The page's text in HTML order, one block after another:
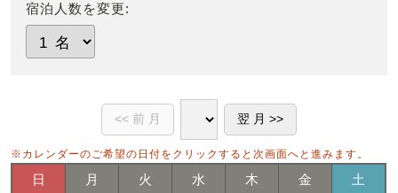
宿泊人数を変更:
※カレンダーのご希望の日付をクリックすると次画面へと進みます。
日 月 火 水 木 金
土